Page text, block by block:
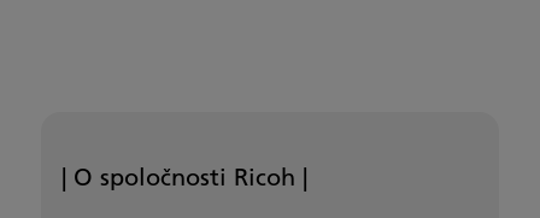
| O spoločnosti Ricoh |